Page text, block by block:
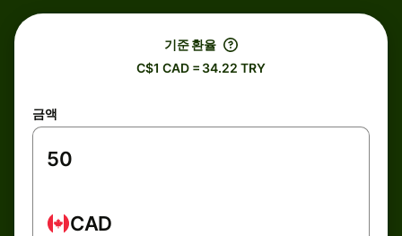
기준 환율
C$1 CAD = 34.22 TRY
금액
CAD